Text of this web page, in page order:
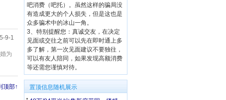
9-1
为
顶部↑
吧消费（吧托）。虽然这样的骗局没
有造成更大的个人损失，但是这也是
众多骗术中的冰山一角。
3、特别提醒您：真诚交友，在决定
见面或交往之前可以先在即时通上多
多了解，第一次见面建议不要独往，
可以有友人陪同，如果发现高额消费
等还需您谨慎对待。
置顶信息随机展示